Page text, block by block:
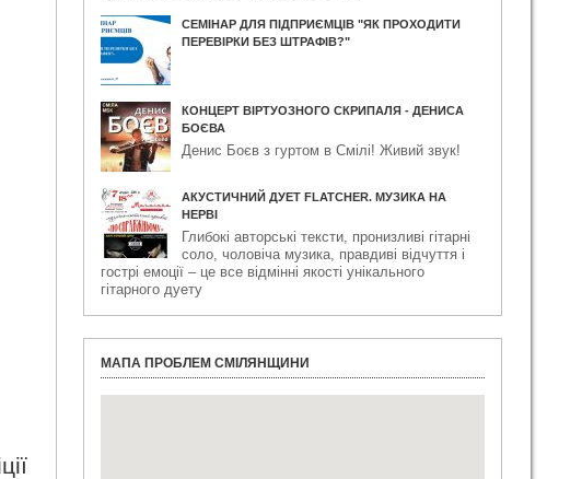
СЕМІНАР ДЛЯ ПІДПРИЄМЦІВ "ЯК ПРОХОДИТИ
ПЕРЕВІРКИ БЕЗ ШТРАФІВ?"
КОНЦЕРТ ВІРТУОЗНОГО СКРИПАЛЯ - ДЕНИСА
БОЄВА
Денис Боєв з гуртом в Смілі! Живий звук!
АКУСТИЧНИЙ ДУЕТ FLATCHER. МУЗИКА НА
НЕРВІ
Глибокі авторські тексти, пронизливі гітарні
соло, чоловіча музика, правдиві відчуття і
гострі емоції – це все відмінні якості унікального
гітарного дуету
МАПА ПРОБЛЕМ СМІЛЯНЩИНИ